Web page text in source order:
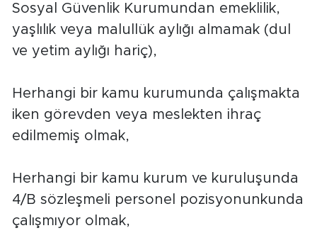
Sosyal Güvenlik Kurumundan emeklilik,
yaşlılık veya malullük aylığı almamak (dul
ve yetim aylığı hariç),
Herhangi bir kamu kurumunda çalışmakta
iken görevden veya meslekten ihraç
edilmemiş olmak,
Herhangi bir kamu kurum ve kuruluşunda
4/B sözleşmeli personel pozisyonunkunda
çalışmıyor olmak,